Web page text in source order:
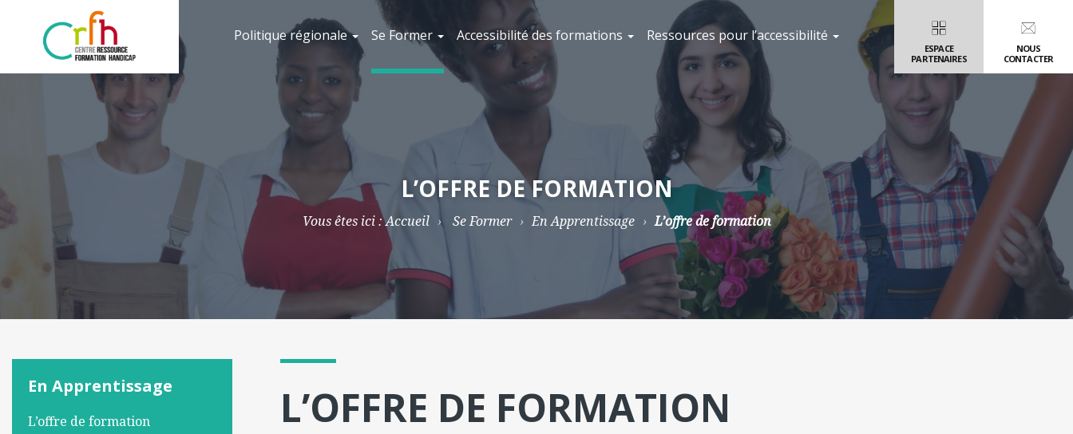
Politique régionale Se Former Accessibilité des formations Ressources pour l’accessibilité
ESPACE
PARTENAIRES
NOUS
CONTACTER
L’OFFRE DE FORMATION
Vous êtes ici :Accueil Se Former En Apprentissage L’offre de formation
En Apprentissage
L’offre de formation
L’OFFRE DE FORMATION